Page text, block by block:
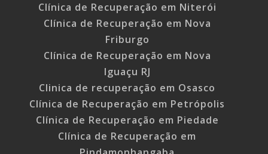
Clínica de Recuperação em Niterói
Clínica de Recuperação em Nova
Friburgo
Clínica de Recuperação em Nova
Iguaçu RJ
Clinica de recuperação em Osasco
Clínica de Recuperação em Petrópolis
Clínica de Recuperação em Piedade
Clínica de Recuperação em